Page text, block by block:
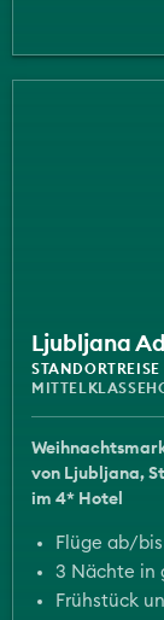
Ljubljana
STANDORTREISE
von Ljubljana
im 4* Hotel
Flüge ab/
3 Nächte in
Frühstück